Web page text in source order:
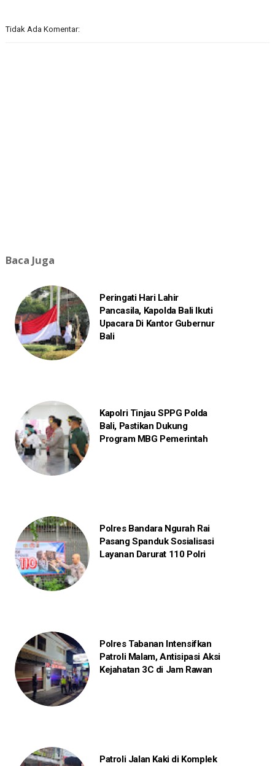
Tidak Ada Komentar:
Baca Juga
Peringati Hari Lahir
Pancasila, Kapolda Bali Ikuti
Upacara Di Kantor Gubernur
Bali
Kapolri Tinjau SPPG Polda
Bali, Pastikan Dukung
Program MBG Pemerintah
Polres Bandara Ngurah Rai
Pasang Spanduk Sosialisasi
Layanan Darurat 110 Polri
Polres Tabanan Intensifkan
Patroli Malam, Antisipasi Aksi
Kejahatan 3C di Jam Rawan
Patroli Jalan Kaki di Komplek